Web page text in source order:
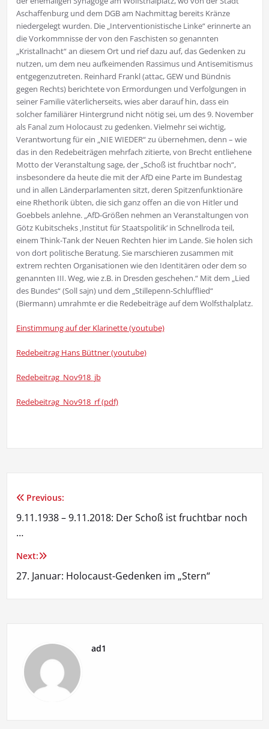
Aschaffenburg und dem DGB am Nachmittag bereits Kränze
niedergelegt wurden. Die „Interventionistische Linke“ erinnerte an
die Vorkommnisse der von den Faschisten so genannten
„Kristallnacht“ an diesem Ort und rief dazu auf, das Gedenken zu
nutzen, um dem neu aufkeimenden Rassimus und Antisemitismus
entgegenzutreten. Reinhard Frankl (attac, GEW und Bündnis
gegen Rechts) berichtete von Ermordungen und Verfolgungen in
seiner Familie väterlicherseits, wies aber darauf hin, dass ein
solcher familiärer Hintergrund nicht nötig sei, um des 9. November
als Fanal zum Holocaust zu gedenken. Vielmehr sei wichtig,
Verantwortung für ein „NIE WIEDER“ zu übernehmen, denn – wie
das in den Redebeiträgen mehrfach zitierte, von Brecht entliehene
Motto der Veranstaltung sage, der „Schoß ist fruchtbar noch“,
insbesondere da heute die mit der AfD eine Parte im Bundestag
und in allen Länderparlamenten sitzt, deren Spitzenfunktionäre
eine Rhethorik übten, die sich ganz offen an die von Hitler und
Goebbels anlehne. „AfD-Größen nehmen an Veranstaltungen von
Götz Kubitscheks ‚Institut für Staatspolitik‘ in Schnellroda teil,
einem Think-Tank der Neuen Rechten hier im Lande. Sie holen sich
von dort politische Beratung. Sie marschieren zusammen mit
extrem rechten Organisationen wie den Identitären oder dem so
genannten III. Weg, wie z.B. in Dresden geschehen.“ Mit dem „Lied
des Bundes“ (Soll sajn) und dem „Stillepenn-Schlufflied“
(Biermann) umrahmte er die Redebeiträge auf dem Wolfsthalplatz.
Einstimmung auf der Klarinette (youtube)
Redebeitrag Hans Büttner (youtube)
Redebeitrag_Nov918_jb
Redebeitrag_Nov918_rf (pdf)
Beitragsnavigation
Previous:
9.11.1938 – 9.11.2018: Der Schoß ist fruchtbar noch
…
Next:
27. Januar: Holocaust-Gedenken im „Stern“
ad1